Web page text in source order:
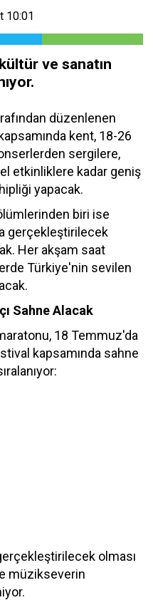
10:01
ve sanatın
düzenlenen
kent, 18-26
sergilere,
etkinliklere kadar geniş
yapacak.
biri ise
gerçekleştirilecek
Her akşam saat
Türkiye'nin sevilen
Sahne Alacak
18 Temmuz'da
kapsamında sahne
olması
müzikseverin